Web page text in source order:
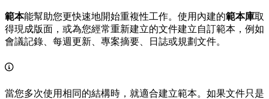
範本能幫助您更快速地開始重複性工作。使用內建的範本庫取
得現成版面，或為您經常重新建立的文件建立自訂範本，例如
會議記錄、每週更新、專案摘要、日誌或規劃文件。
當您多次使用相同的結構時，就適合建立範本。如果文件只是